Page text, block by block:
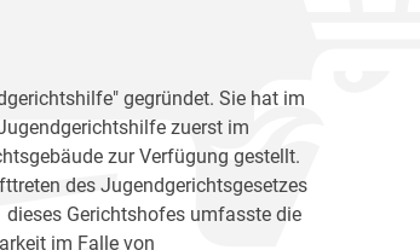
gegründet. Sie hat im
zuerst im
zur Verfügung gestellt.
des Jugendgerichtsgesetzes
Gerichtshofes umfasste die
im Falle von